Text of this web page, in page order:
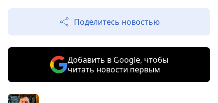
Поделитесь новостью
Добавить в Google, чтобы
читать новости первым